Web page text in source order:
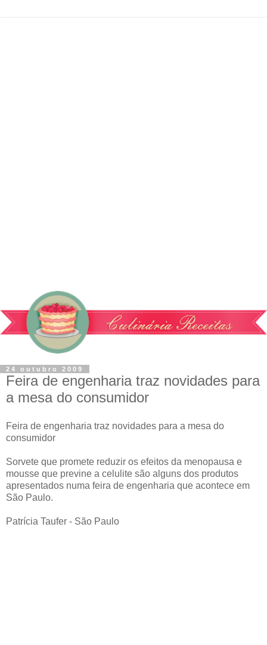
24 outubro 2009
Feira de engenharia traz novidades para
a mesa do consumidor
Feira de engenharia traz novidades para a mesa do
consumidor
Sorvete que promete reduzir os efeitos da menopausa e
mousse que previne a celulite são alguns dos produtos
apresentados numa feira de engenharia que acontece em
São Paulo.
Patrícia Taufer - São Paulo